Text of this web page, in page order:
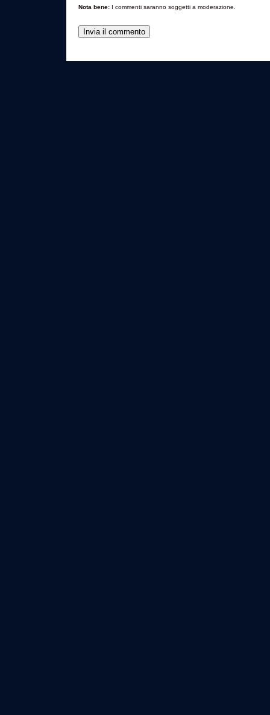
Nota bene: I commenti saranno soggetti a moderazione.